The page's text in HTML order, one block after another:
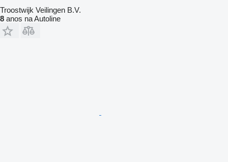
Troostwijk Veilingen B.V.
8 anos na Autoline